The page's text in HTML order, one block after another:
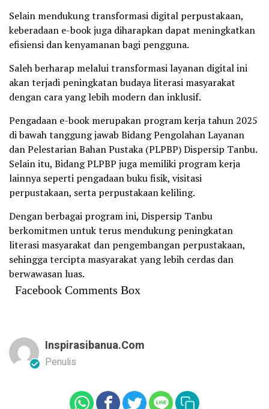
Selain mendukung transformasi digital perpustakaan,
keberadaan e-book juga diharapkan dapat meningkatkan
efisiensi dan kenyamanan bagi pengguna.
Saleh berharap melalui transformasi layanan digital ini
akan terjadi peningkatan budaya literasi masyarakat
dengan cara yang lebih modern dan inklusif.
Pengadaan e-book merupakan program kerja tahun 2025
di bawah tanggung jawab Bidang Pengolahan Layanan
dan Pelestarian Bahan Pustaka (PLPBP) Dispersip Tanbu.
Selain itu, Bidang PLPBP juga memiliki program kerja
lainnya seperti pengadaan buku fisik, visitasi
perpustakaan, serta perpustakaan keliling.
Dengan berbagai program ini, Dispersip Tanbu
berkomitmen untuk terus mendukung peningkatan
literasi masyarakat dan pengembangan perpustakaan,
sehingga tercipta masyarakat yang lebih cerdas dan
berwawasan luas.
Facebook Comments Box
Inspirasibanua.com
Penulis